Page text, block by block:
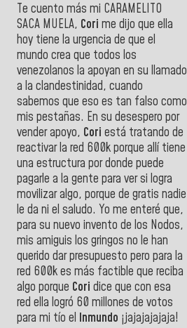
Te cuento más mi CARAMELITO
SACA MUELA, Cori me dijo que ella
hoy tiene la urgencia de que el
mundo crea que todos los
venezolanos la apoyan en su llamado
a la clandestinidad, cuando
sabemos que eso es tan falso como
mis pestañas. En su desespero por
vender apoyo, Cori está tratando de
reactivar la red 600k porque allí tiene
una estructura por donde puede
pagarle a la gente para ver si logra
movilizar algo, porque de gratis nadie
le da ni el saludo. Yo me enteré que,
para su nuevo invento de los Nodos,
mis amiguis los gringos no le han
querido dar presupuesto pero para la
red 600k es más factible que reciba
algo porque Cori dice que con esa
red ella logró 60 millones de votos
para mi tío el Inmundo ¡jajajajajaja!